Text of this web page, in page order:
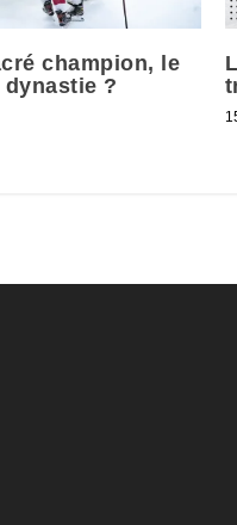
champion, le
dynastie ?